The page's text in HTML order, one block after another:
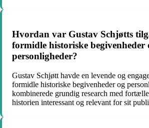
Hvordan var Gustav Schjøtts
formidle historiske begivenheder
personligheder?
Gustav Schjøtt havde en levende og
formidle historiske begivenheder og
kombinerede grundig research med
historien interessant og relevant for sit